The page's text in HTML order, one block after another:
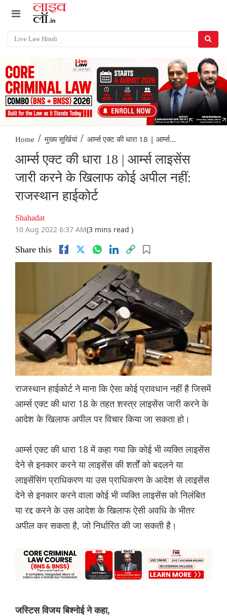
Home / मुख्य सुर्खियां / आर्म्स एक्ट की धारा 18 | आर्म्स...
आर्म्स एक्ट की धारा 18 | आर्म्स लाइसेंस
जारी करने के खिलाफ कोई अपील नहीं:
राजस्थान हाईकोर्ट
Shahadat
10 Aug 2022 6:37 AM(3 mins read )
Share this
राजस्थान हाईकोर्ट ने माना कि ऐसा कोई प्रावधान नहीं है जिसमें
आर्म्स एक्ट की धारा 18 के तहत शस्त्र लाइसेंस जारी करने के
आदेश के खिलाफ अपील पर विचार किया जा सकता हो।
आर्म्स एक्ट की धारा 18 में कहा गया कि कोई भी व्यक्ति लाइसेंस
देने से इनकार करने या लाइसेंस की शर्तों को बदलने या
लाइसेंसिंग प्राधिकरण या उस प्राधिकरण के आदेश से लाइसेंस
देने से इनकार करने वाला कोई भी व्यक्ति लाइसेंस को निलंबित
या रद्द करने के उस आदेश के खिलाफ ऐसी अवधि के भीतर
अपील कर सकता है, जो निर्धारित की जा सकती है।
जस्टिस विजय बिश्नोई ने कहा,